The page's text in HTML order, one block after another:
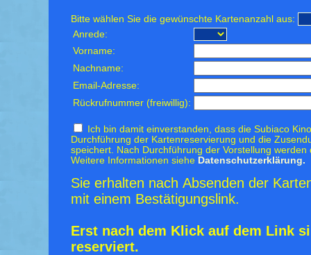
Bitte wählen Sie die gewünschte Kartenanzahl aus:
Anrede:
Vorname:
Nachname:
Email-Adresse:
Rückrufnummer (freiwillig):
Ich bin damit einverstanden, dass die Subiaco
Durchführung der Kartenreservierung und die
speichert. Nach Durchführung der Vorstellung
Weitere Informationen siehe Datenschutzerklärung.
Sie erhalten nach Absenden der
mit einem Bestätigungslink.
Erst nach dem Klick auf dem Link
reserviert.